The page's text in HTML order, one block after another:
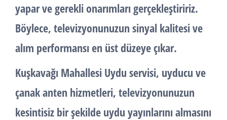
yapar ve gerekli onarımları gerçekleştiririz.
Böylece, televizyonunuzun sinyal kalitesi ve
alım performansı en üst düzeye çıkar.
Kuşkavağı Mahallesi Uydu servisi, uyducu ve
çanak anten hizmetleri, televizyonunuzun
kesintisiz bir şekilde uydu yayınlarını almasını